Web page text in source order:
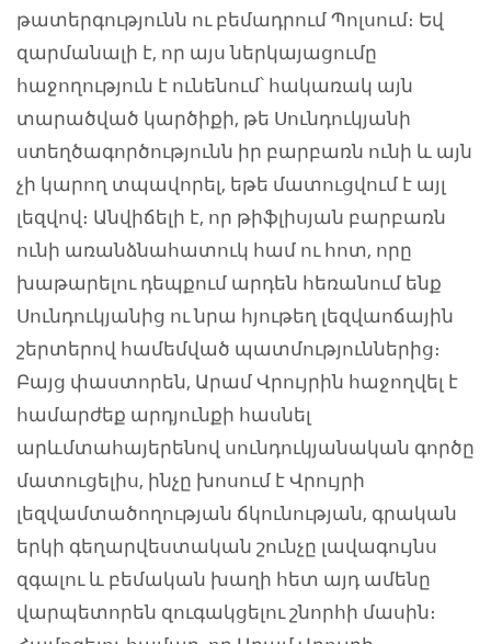
թատերգությունն ու բեմադրում Պոլսում։ Եվ
զարմանալի է, որ այս ներկայացումը
հաջողություն է ունենում՝ հակառակ այն
տարածված կարծիքի, թե Սունդուկյանի
ստեղծագործությունն իր բարբառն ունի և այն
չի կարող տպավորել, եթե մատուցվում է այլ
լեզվով։ Անվիճելի է, որ թիֆլիսյան բարբառն
ունի առանձնահատուկ համ ու հոտ, որը
խաթարելու դեպքում արդեն հեռանում ենք
Սունդուկյանից ու նրա հյութեղ լեզվաոճային
շերտերով համեմված պատմություններից։
Բայց փաստորեն, Արամ Վրույրին հաջողվել է
համարժեք արդյունքի հասնել
արևմտահայերենով սունդուկյանական գործը
մատուցելիս, ինչը խոսում է Վրույրի
լեզվամտածողության ճկունության, գրական
երկի գեղարվեստական շունչը լավագույնս
զգալու և բեմական խաղի հետ այդ ամենը
վարպետորեն զուգակցելու շնորհի մասին։